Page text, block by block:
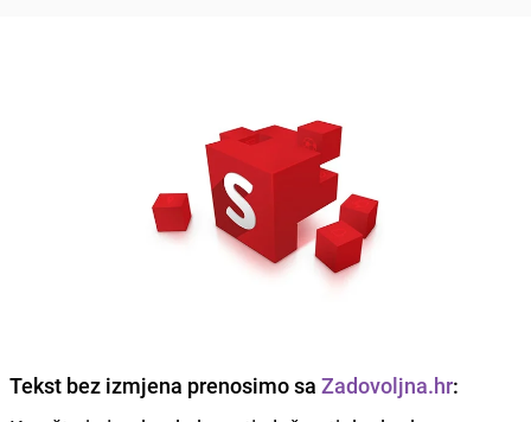
Tekst bez izmjena prenosimo sa Zadovoljna.hr: